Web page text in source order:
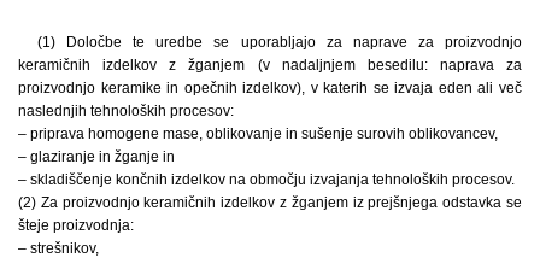
(1) Določbe te uredbe se uporabljajo za naprave za proizvodnjo
keramičnih izdelkov z žganjem (v nadaljnjem besedilu: naprava za
proizvodnjo keramike in opečnih izdelkov), v katerih se izvaja eden ali več
naslednjih tehnoloških procesov:
– priprava homogene mase, oblikovanje in sušenje surovih oblikovancev,
– glaziranje in žganje in
– skladiščenje končnih izdelkov na območju izvajanja tehnoloških procesov.
(2) Za proizvodnjo keramičnih izdelkov z žganjem iz prejšnjega odstavka se
šteje proizvodnja:
– strešnikov,